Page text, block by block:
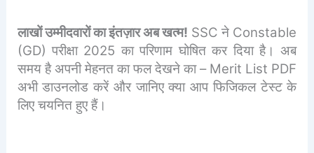
लाखों उम्मीदवारों का इंतज़ार अब खत्म! SSC ने Constable
(GD) परीक्षा 2025 का परिणाम घोषित कर दिया है। अब
समय है अपनी मेहनत का फल देखने का – Merit List PDF
अभी डाउनलोड करें और जानिए क्या आप फिजिकल टेस्ट के
लिए चयनित हुए हैं।